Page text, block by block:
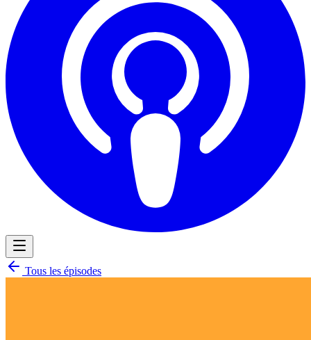
Tous les épisodes